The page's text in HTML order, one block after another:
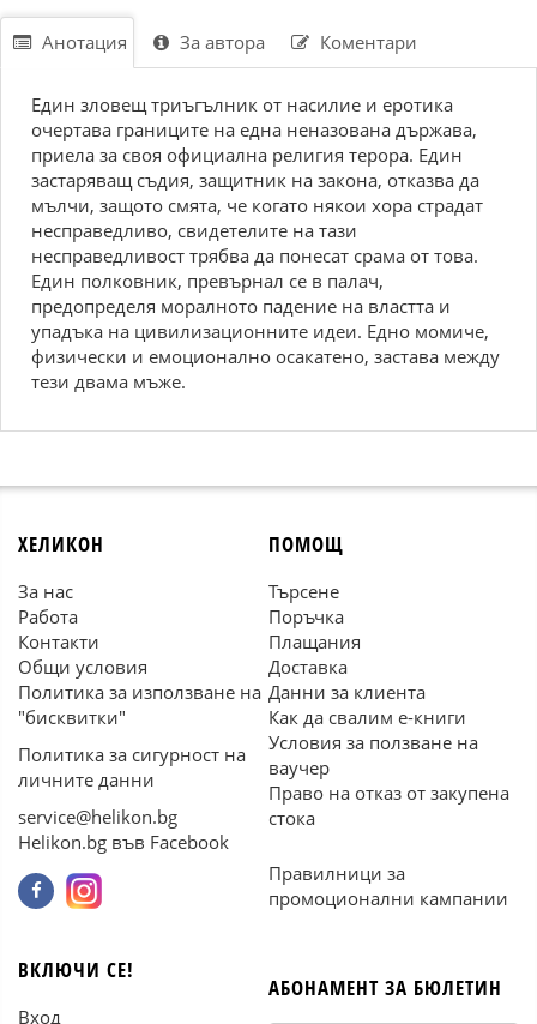
Анотация За автора Коментари
Един зловещ триъгълник от насилие и еротика
очертава границите на една неназована държава,
приела за своя официална религия терора. Един
застаряващ съдия, защитник на закона, отказва да
мълчи, защото смята, че когато някои хора страдат
несправедливо, свидетелите на тази
несправедливост трябва да понесат срама от това.
Един полковник, превърнал се в палач,
предопределя моралното падение на властта и
упадъка на цивилизационните идеи. Едно момиче,
физически и емоционално осакатено, застава между
тези двама мъже.
ХЕЛИКОН
За нас
Работа
Контакти
Общи условия
Политика за използване на
"бисквитки"
Политика за сигурност на
личните данни
service@helikon.bg
Helikon.bg във Facebook
ПОМОЩ
Търсене
Поръчка
Плащания
Доставка
Данни за клиента
Как да свалим е-книги
Условия за ползване на
ваучер
Право на отказ от закупена
стока
Правилници за
промоционални кампании
ВКЛЮЧИ СЕ!
Вход
АБОНАМЕНТ ЗА БЮЛЕТИН